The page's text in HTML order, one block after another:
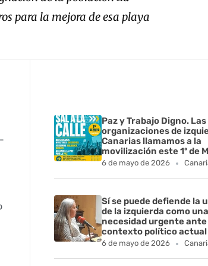
para la mejora de esa playa
Paz y Trabajo Digno. Las
organizaciones de
Canarias llamamos a la
movilización este 1º de
6 de mayo de 2026
Sí se puede defiende la
de la izquierda como una
necesidad urgente ante
contexto político actual
6 de mayo de 2026